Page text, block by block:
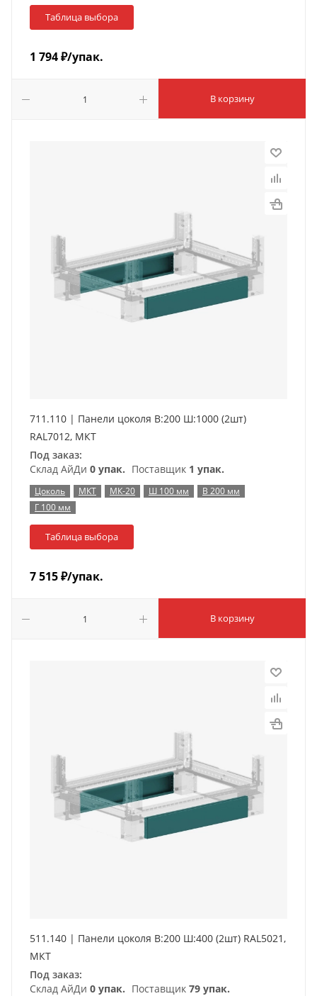
Таблица выбора
1 794₽/упак.
В корзину
711.110 | Панели цоколя В:200 Ш:1000 (2шт)
RAL7012, МКТ
Под заказ:
Склад АйДи 0 упак. Поставщик 1 упак.
Цоколь МКТ МК-20 Ш 100 мм
В 200 мм
Г 100 мм
Таблица выбора
7 515₽/упак.
В корзину
511.140 | Панели цоколя В:200 Ш:400 (2шт) RAL5021,
МКТ
Под заказ:
Склад АйДи 0 упак. Поставщик 79 упак.